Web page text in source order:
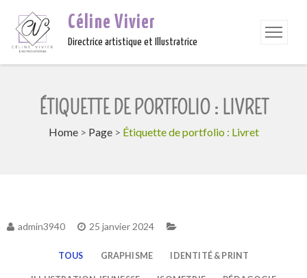
Céline Vivier
Directrice artistique et Illustratrice
ÉTIQUETTE DE PORTFOLIO : LIVRET
Home> Page> Étiquette de portfolio : Livret
admin3940 25 janvier 2024
TOUS GRAPHISME IDENTITÉ & PRINT